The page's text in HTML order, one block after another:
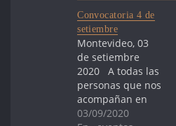
limitar la
distancia física
entre nosotros.
Eso determinó
nuestra decisión
de no realizar la
marcha como
siempre, en la
Convocatoria 4 de
setiembre
Montevideo, 03
de setiembre
2020 A todas las
personas que nos
acompañan en
estos más de 45
03/09/2020